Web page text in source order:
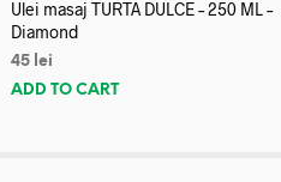
Ulei masaj TURTA DULCE – 250 ML –
Diamond
45 lei
ADD TO CART